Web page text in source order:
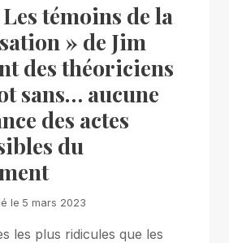
témoins de la
» de Jim
des théoriciens
sans… aucune
des actes
du
le 5 mars 2023
les plus ridicules que les